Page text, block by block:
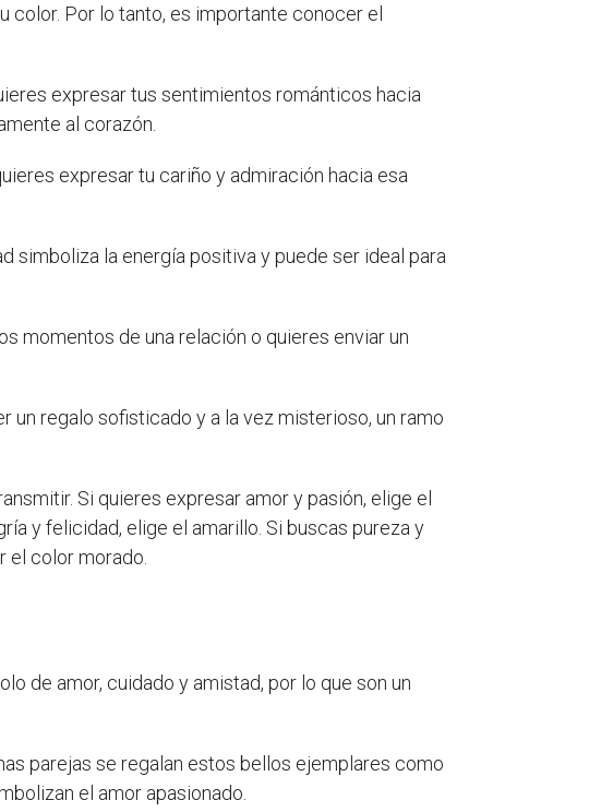
color. Por lo tanto, es importante conocer el
expresar tus sentimientos románticos hacia
al corazón.
expresar tu cariño y admiración hacia esa
simboliza la energía positiva y puede ser ideal para
momentos de una relación o quieres enviar un
un regalo sofisticado y a la vez misterioso, un ramo
Si quieres expresar amor y pasión, elige el
y felicidad, elige el amarillo. Si buscas pureza y
el color morado.
de amor, cuidado y amistad, por lo que son un
parejas se regalan estos bellos ejemplares como
el amor apasionado.